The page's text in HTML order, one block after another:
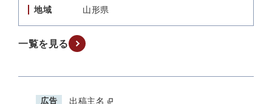
地域 山形県
一覧を見る
広告 出稿主名